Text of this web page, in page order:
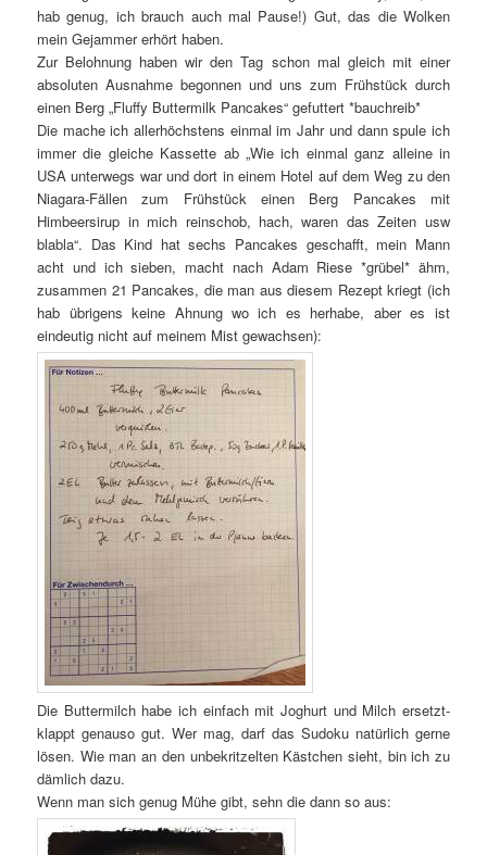
hab genug, ich brauch auch mal Pause!) Gut, das die Wolken
mein Gejammer erhört haben.
Zur Belohnung haben wir den Tag schon mal gleich mit einer
absoluten Ausnahme begonnen und uns zum Frühstück durch
einen Berg „Fluffy Buttermilk Pancakes“ gefuttert *bauchreib*
Die mache ich allerhöchstens einmal im Jahr und dann spule ich
immer die gleiche Kassette ab „Wie ich einmal ganz alleine in
USA unterwegs war und dort in einem Hotel auf dem Weg zu den
Niagara-Fällen zum Frühstück einen Berg Pancakes mit
Himbeersirup in mich reinschob, hach, waren das Zeiten usw
blabla“. Das Kind hat sechs Pancakes geschafft, mein Mann
acht und ich sieben, macht nach Adam Riese *grübel* ähm,
zusammen 21 Pancakes, die man aus diesem Rezept kriegt (ich
hab übrigens keine Ahnung wo ich es herhabe, aber es ist
eindeutig nicht auf meinem Mist gewachsen):
Die Buttermilch habe ich einfach mit Joghurt und Milch ersetzt-
klappt genauso gut. Wer mag, darf das Sudoku natürlich gerne
lösen. Wie man an den unbekritzelten Kästchen sieht, bin ich zu
dämlich dazu.
Wenn man sich genug Mühe gibt, sehn die dann so aus: